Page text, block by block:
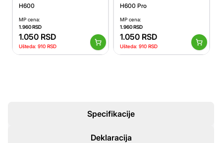
H600
MP cena:
1.960RSD
1.050 RSD
Ušteda: 910 RSD
H600 Pro
MP cena:
1.960RSD
1.050 RSD
Ušteda: 910 RSD
Specifikacije
Deklaracija